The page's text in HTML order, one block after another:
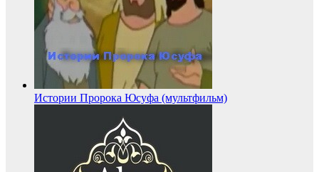
Истории Пророка Юсуфа (мультфильм)